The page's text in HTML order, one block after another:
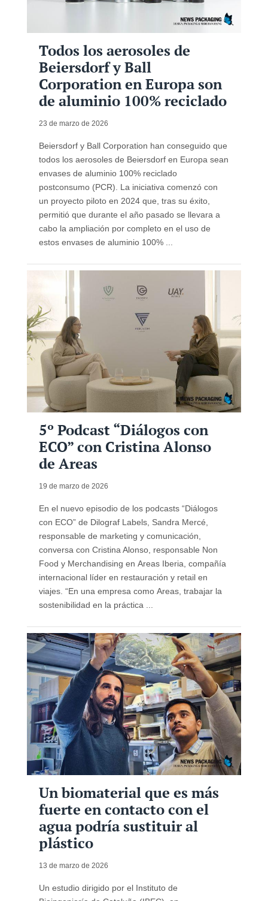
Todos los aerosoles de
Beiersdorf y Ball
Corporation en Europa son
de aluminio 100% reciclado
23 de marzo de 2026
Beiersdorf y Ball Corporation han conseguido que
todos los aerosoles de Beiersdorf en Europa sean
envases de aluminio 100% reciclado
postconsumo (PCR). La iniciativa comenzó con
un proyecto piloto en 2024 que, tras su éxito,
permitió que durante el año pasado se llevara a
cabo la ampliación por completo en el uso de
estos envases de aluminio 100% ...
5º Podcast “Diálogos con
ECO” con Cristina Alonso
de Areas
19 de marzo de 2026
En el nuevo episodio de los podcasts “Diálogos
con ECO” de Dilograf Labels, Sandra Mercé,
responsable de marketing y comunicación,
conversa con Cristina Alonso, responsable Non
Food y Merchandising en Areas Iberia, compañía
internacional líder en restauración y retail en
viajes. “En una empresa como Areas, trabajar la
sostenibilidad en la práctica ...
Un biomaterial que es más
fuerte en contacto con el
agua podría sustituir al
plástico
13 de marzo de 2026
Un estudio dirigido por el Instituto de